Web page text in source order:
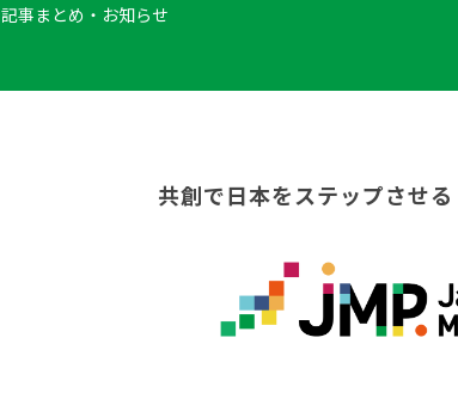
記事まとめ・お知らせ
共創で日本をステップさせる